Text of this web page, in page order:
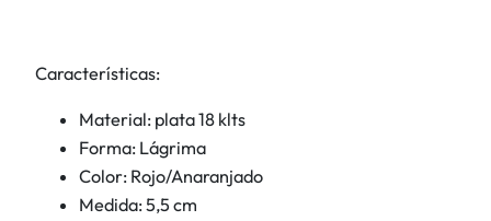
r
Características:
Material: plata 18 klts
Forma: Lágrima
Color: Rojo/Anaranjado
Medida: 5,5 cm